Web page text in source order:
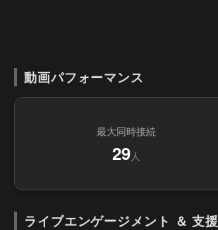
動画パフォーマンス
最大同時接続
29人
ライブエンゲージメント ＆ 支援